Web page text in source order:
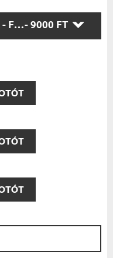
NYOMTATÁS FOTÓPAPÍRRA - FEKETE KERET 30X40- 9000 FT